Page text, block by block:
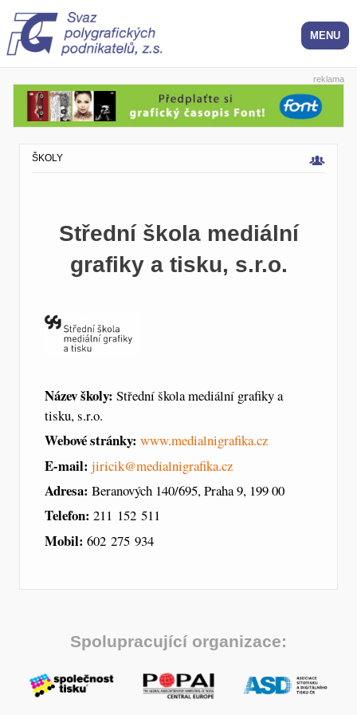
reklama
ŠKOLY
Střední škola mediální
grafiky a tisku, s.r.o.
Název školy: Střední škola mediální grafiky a
tisku, s.r.o.
Webové stránky: www.medialnigrafika.cz
E-mail: jiricik@medialnigrafika.cz
Adresa: Beranových 140/695, Praha 9, 199 00
Telefon: 211 152 511
Mobil: 602 275 934
Spolupracující organizace: